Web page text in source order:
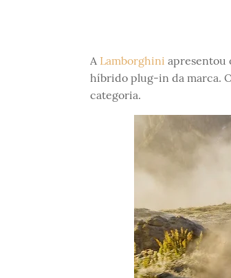
A Lamborghini apresentou
híbrido plug-in da marca.
categoria.